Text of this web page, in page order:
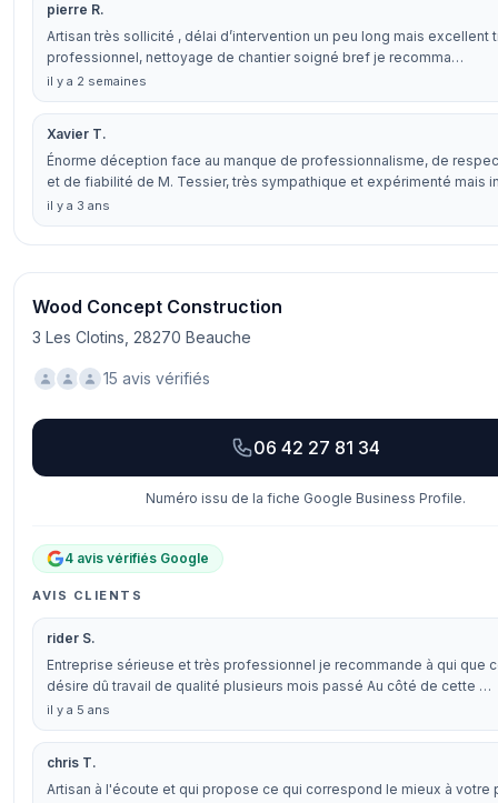
pierre R.
Artisan très sollicité , délai d’intervention un peu long mais excellent
professionnel, nettoyage de chantier soigné bref je recomma…
il y a 2 semaines
Xavier T.
Énorme déception face au manque de professionnalisme, de
et de fiabilité de M. Tessier, très sympathique et expérimenté mais
il y a 3 ans
Wood Concept Construction
3 Les Clotins, 28270 Beauche
15 avis vérifiés
06 42 27 81 34
Numéro issu de la fiche Google Business Profile.
4 avis vérifiés Google
AVIS CLIENTS
rider S.
Entreprise sérieuse et très professionnel je recommande à qui que
désire dû travail de qualité plusieurs mois passé Au côté de cette …
il y a 5 ans
chris T.
Artisan à l'écoute et qui propose ce qui correspond le mieux à votre